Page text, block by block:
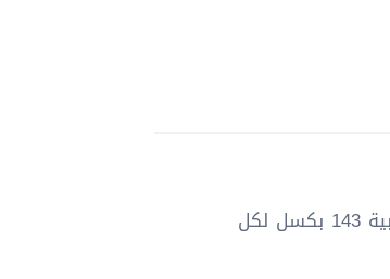
الدقة: 240 × 320 بكسل، نسبة عرض إلى ارتفاع 4:3، كثافة بكسل تقريبية 143 بكسل لكل